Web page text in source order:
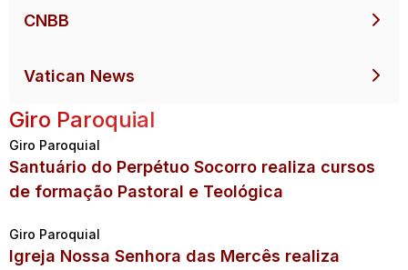
CNBB
Vatican News
Giro Paroquial
Giro Paroquial
Santuário do Perpétuo Socorro realiza cursos
de formação Pastoral e Teológica
Giro Paroquial
Igreja Nossa Senhora das Mercês realiza